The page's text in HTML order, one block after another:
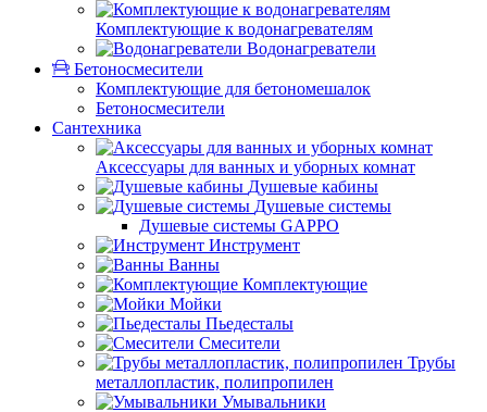
Комплектующие к водонагревателям
Водонагреватели
Бетоносмесители
Комплектующие для бетономешалок
Бетоносмесители
Сантехника
Аксессуары для ванных и уборных комнат
Душевые кабины
Душевые системы
Душевые системы GAPPO
Инструмент
Ванны
Комплектующие
Мойки
Пьедесталы
Смесители
Трубы
металлопластик, полипропилен
Умывальники